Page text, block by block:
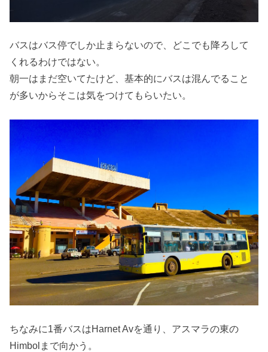
バスはバス停でしか止まらないので、どこでも降ろして
くれるわけではない。
朝一はまだ空いてたけど、基本的にバスは混んでること
が多いからそこは気をつけてもらいたい。
ちなみに1番バスはHarnet Avを通り、アスマラの東の
Himbolまで向かう。